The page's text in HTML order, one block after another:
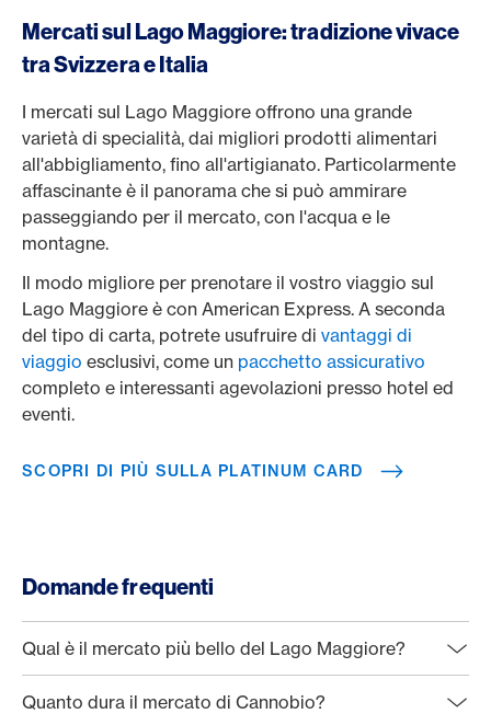
Mercati sul Lago Maggiore: tradizione vivace
tra Svizzera e Italia
I mercati sul Lago Maggiore offrono una grande
varietà di specialità, dai migliori prodotti alimentari
all'abbigliamento, fino all'artigianato. Particolarmente
affascinante è il panorama che si può ammirare
passeggiando per il mercato, con l'acqua e le
montagne.
Il modo migliore per prenotare il vostro viaggio sul
Lago Maggiore è con American Express. A seconda
del tipo di carta, potrete usufruire di vantaggi di
viaggio esclusivi, come un pacchetto assicurativo
completo e interessanti agevolazioni presso hotel ed
eventi.
SCOPRI DI PIÙ SULLA PLATINUM CARD
Domande frequenti
Qual è il mercato più bello del Lago Maggiore?
Quanto dura il mercato di Cannobio?